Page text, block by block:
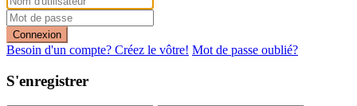
Connexion
Besoin d'un compte? Créez le vôtre! Mot de passe oublié?
S'enregistrer